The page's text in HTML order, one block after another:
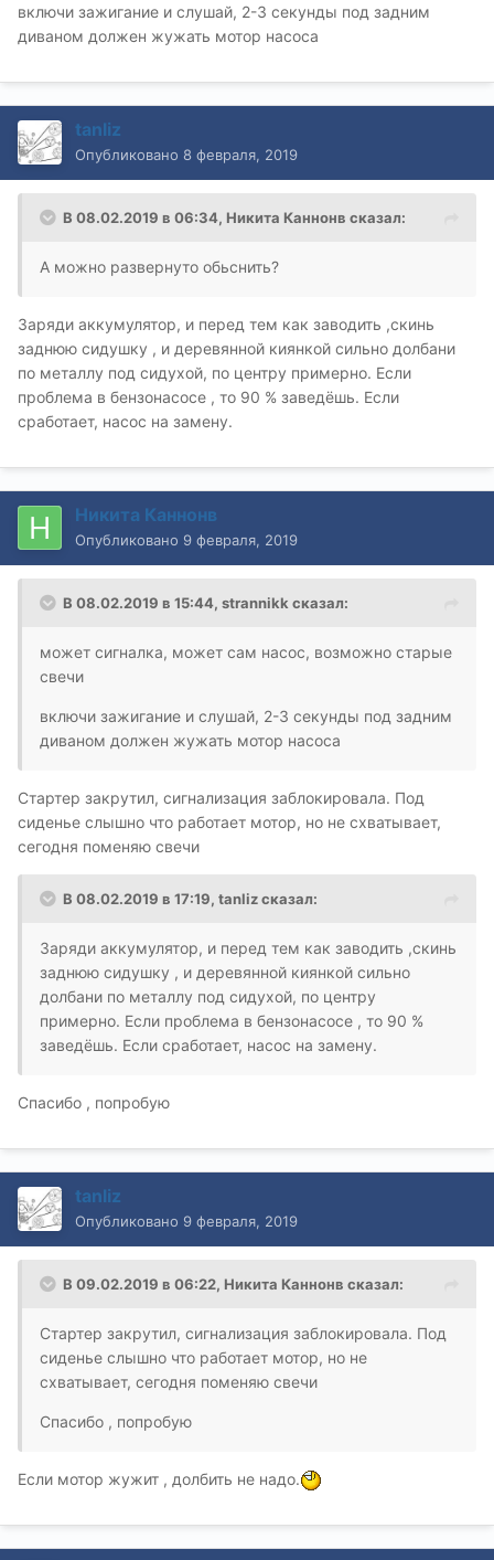
включи зажигание и слушай, 2-3 секунды под задним
диваном должен жужать мотор насоса
tanliz
Опубликовано 8 февраля, 2019
В 08.02.2019 в 06:34, Никита Каннонв сказал:
А можно развернуто обьснить?
Заряди аккумулятор, и перед тем как заводить ,скинь
заднюю сидушку , и деревянной киянкой сильно долбани
по металлу под сидухой, по центру примерно. Если
проблема в бензонасосе , то 90 % заведёшь. Если
сработает, насос на замену.
Никита Каннонв
Опубликовано 9 февраля, 2019
В 08.02.2019 в 15:44, strannikk сказал:
может сигналка, может сам насос, возможно старые
свечи
включи зажигание и слушай, 2-3 секунды под задним
диваном должен жужать мотор насоса
Стартер закрутил, сигнализация заблокировала. Под
сиденье слышно что работает мотор, но не схватывает,
сегодня поменяю свечи
В 08.02.2019 в 17:19, tanlizсказал:
Заряди аккумулятор, и перед тем как заводить ,скинь
заднюю сидушку , и деревянной киянкой сильно
долбани по металлу под сидухой, по центру
примерно. Если проблема в бензонасосе , то 90 %
заведёшь. Если сработает, насос на замену.
Спасибо , попробую
tanliz
Опубликовано 9 февраля, 2019
В 09.02.2019 в 06:22, Никита Каннонв сказал:
Стартер закрутил, сигнализация заблокировала. Под
сиденье слышно что работает мотор, но не
схватывает, сегодня поменяю свечи
Спасибо , попробую
Если мотор жужит , долбить не надо.